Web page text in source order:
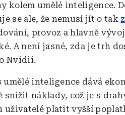
kolem umělé inteligence.
se ale, že nemusí jít o tak
provoz a hlavně
A není jasné, zda je trh
Nvidii.
umělé inteligence dává
snížit náklady, což je s
platit vyšší